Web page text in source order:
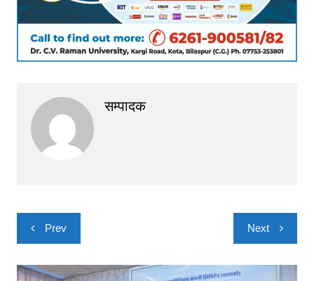
सम्पादक
Post
navigation
Prev Next